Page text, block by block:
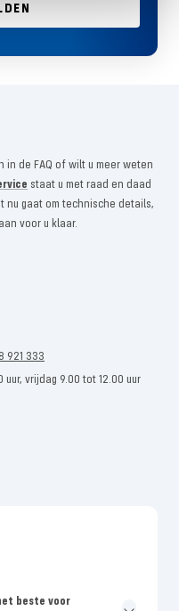
de FAQ of wilt u meer weten
staat u met raad en daad
nu gaat om technische details,
​​voor u klaar.
921 333
vrijdag 9.00 tot 12.00 uur
beste voor